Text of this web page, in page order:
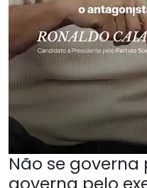
Não se governa